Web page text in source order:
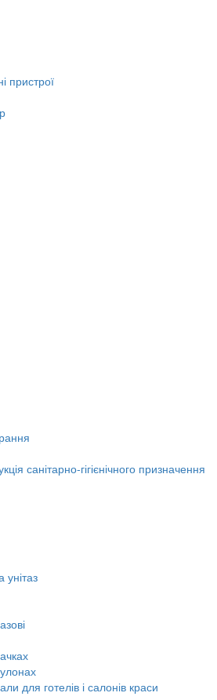
пристрої
санітарно-гігієнічного призначення
унітаз
для готелів і салонів краси